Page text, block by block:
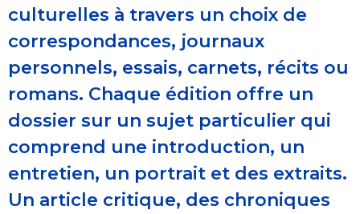
culturelles à travers un choix de
correspondances, journaux
personnels, essais, carnets, récits ou
romans. Chaque édition offre un
dossier sur un sujet particulier qui
comprend une introduction, un
entretien, un portrait et des extraits.
Un article critique, des chroniques